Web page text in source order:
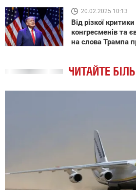
20.02.2025 10:13
Від різкої
конгресменів та
на слова Трампа
ЧИТАЙТЕ